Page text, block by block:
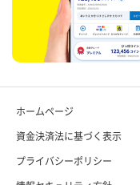
ホームページ
資金決済法に基づく表示
プライバシーポリシー